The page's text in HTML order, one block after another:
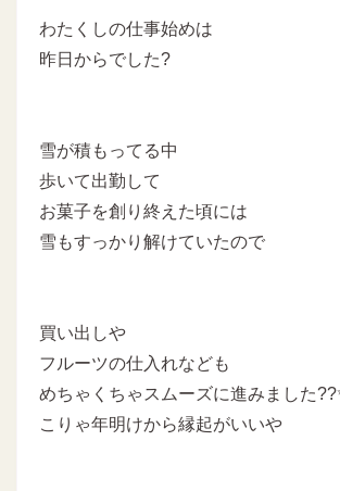
わたくしの仕事始めは
昨日からでした?
雪が積もってる中
歩いて出勤して
お菓子を創り終えた頃には
雪もすっかり解けていたので
買い出しや
フルーツの仕入れなども
めちゃくちゃスムーズに進みました
こりゃ年明けから縁起がいいや